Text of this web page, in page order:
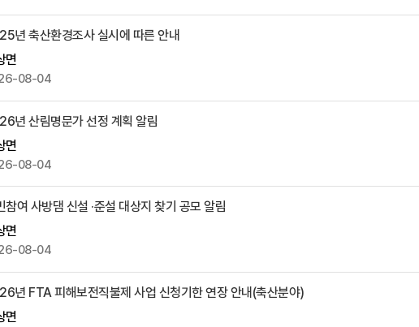
년 축산환경조사 실시에 따른 안내
면
08-04
년 산림명문가 선정 계획 알림
면
08-04
참여 사방댐 신설 ·준설 대상지 찾기 공모 알림
면
08-04
년 FTA 피해보전직불제 사업 신청기한 연장 안내(축산분야)
면